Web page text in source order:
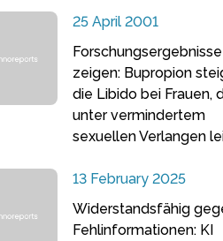
25 April 2001
Forschungsergebnisse
zeigen: Bupropion
die Libido bei Frauen,
unter vermindertem
sexuellen Verlangen
13 February 2025
Widerstandsfähig
Fehlinformationen: KI